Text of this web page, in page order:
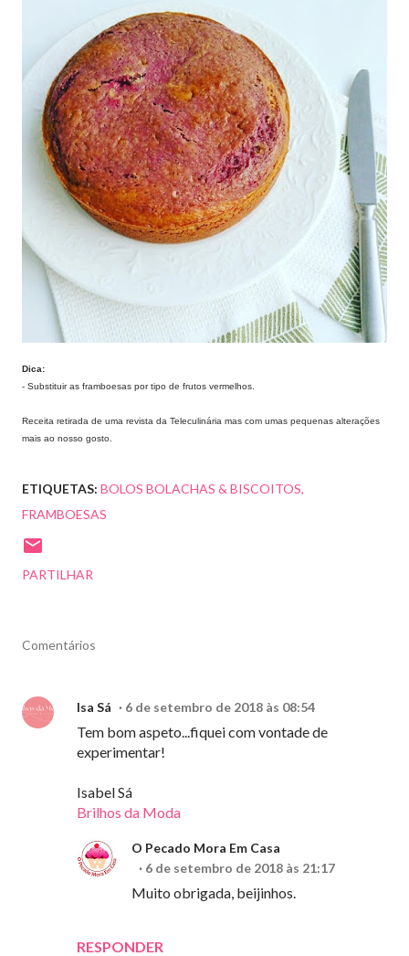
Dica:
- Substituir as framboesas por tipo de frutos vermelhos.
Receita retirada de uma revista da Teleculinária mas com umas pequenas alterações
mais ao nosso gosto.
ETIQUETAS: BOLOS BOLACHAS & BISCOITOS
FRAMBOESAS
PARTILHAR
Comentários
Isa Sá 6 de setembro de 2018 às 08:54
Tem bom aspeto...fiquei com vontade de
experimentar!
Isabel Sá
Brilhos da Moda
RESPONDER
O Pecado Mora Em Casa
6 de setembro de 2018 às 21:17
Muito obrigada, beijinhos.